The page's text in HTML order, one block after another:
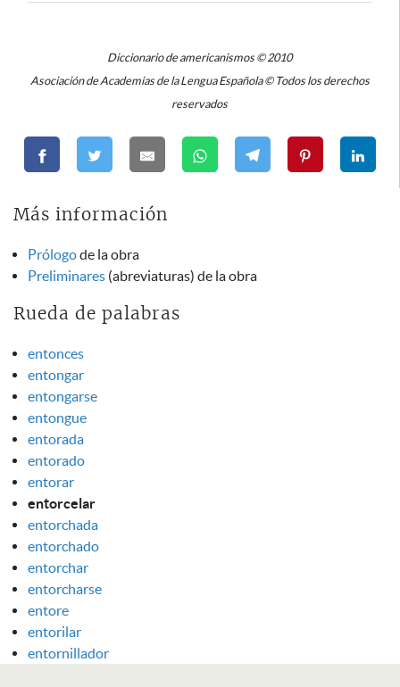
Diccionario de americanismos © 2010
Asociación de Academias de la Lengua Española © Todos los derechos
reservados
Más información
Prólogode la obra
Preliminares (abreviaturas) de la obra
Rueda de palabras
entonces
entongar
entongarse
entongue
entorada
entorado
entorar
entorcelar
entorchada
entorchado
entorchar
entorcharse
entore
entorilar
entornillador